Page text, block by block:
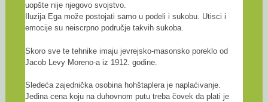
uopšte nije njegovo svojstvo.
Iluzija Ega može postojati samo u podeli i sukobu. Utisci i
emocije su neiscrpno područje takvih sukoba.
Skoro sve te tehnike imaju jevrejsko-masonsko poreklo od
Jacob Levy Moreno-a iz 1912. godine.
Sledeća zajednička osobina hohštaplera je naplaćivanje.
Jedina cena koju na duhovnom putu treba čovek da plati je